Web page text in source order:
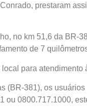
prestaram
no km 51,6 da BR-
de 7
para atendimento
(BR-381), os
ou 0800.717.1000,